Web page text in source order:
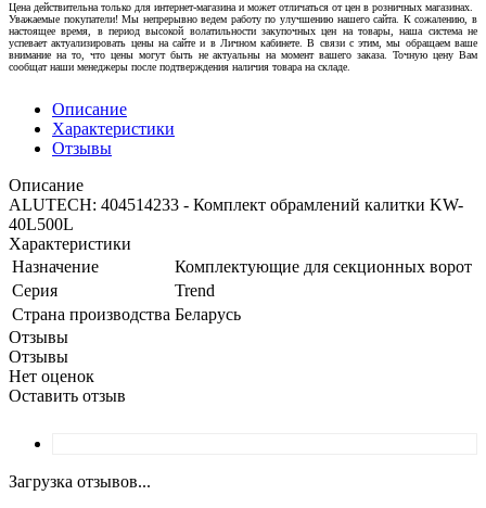
Цена действительна только для интернет-магазина и может отличаться от цен в розничных магазинах.
Уважаемые покупатели! Мы непрерывно ведем работу по улучшению нашего сайта. К сожалению, в
настоящее время, в период высокой волатильности закупочных цен на товары, наша система не
успевает актуализировать цены на сайте и в Личном кабинете. В связи с этим, мы обращаем ваше
внимание на то, что цены могут быть не актуальны на момент вашего заказа. Точную цену Вам
сообщат наши менеджеры после подтверждения наличия товара на складе.
Описание
Характеристики
Отзывы
Описание
ALUTECH: 404514233 - Комплект обрамлений калитки KW-
40L500L
Характеристики
Назначение
Комплектующие для секционных ворот
Серия
Trend
Страна производства Беларусь
Отзывы
Отзывы
Нет оценок
Оставить отзыв
Загрузка отзывов...